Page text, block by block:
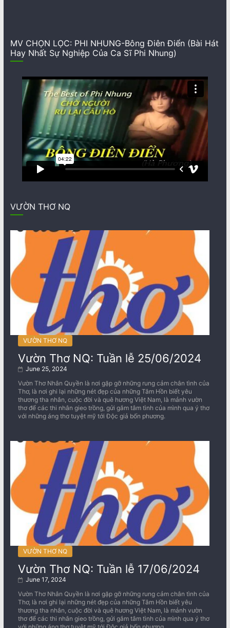
MV CHỌN LỌC: PHI NHUNG-Bông Điên Điển (Bài Hát
Hay Nhất Sự Nghiệp Của Ca Sĩ Phi Nhung)
VƯỜN THƠ NQ
VƯỜN THƠ NQ
Vườn Thơ NQ: Tuần lễ 25/06/2024
June 25, 2024
Vườn Thơ Nhân Quyền là nơi gặp gỡ những rung cảm chân tình của
Thơ, là nơi ghi lại những nét đẹp của những Tâm Hồn biết yêu
thương tha nhân, cuộc đời và quê hương Việt Nam, là mảnh vườn
thơ để các thi nhân gieo trồng, gửi gắm tâm tình của mình qua ý thơ
với những áng thơ tuyệt mỹ tới Độc giả bốn phương.
VƯỜN THƠ NQ
Vườn Thơ NQ: Tuần lễ 17/06/2024
June 17, 2024
Vườn Thơ Nhân Quyền là nơi gặp gỡ những rung cảm chân tình của
Thơ, là nơi ghi lại những nét đẹp của những Tâm Hồn biết yêu
thương tha nhân, cuộc đời và quê hương Việt Nam, là mảnh vườn
thơ để các thi nhân gieo trồng, gửi gắm tâm tình của mình qua ý thơ